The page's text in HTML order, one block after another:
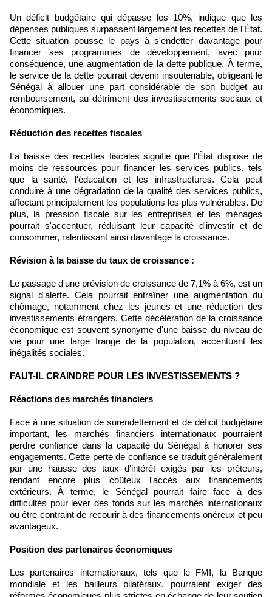
Un déficit budgétaire qui dépasse les 10%, indique que les
dépenses publiques surpassent largement les recettes de l'État.
Cette situation pousse le pays à s'endetter davantage pour
financer ses programmes de développement, avec pour
conséquence, une augmentation de la dette publique. À terme,
le service de la dette pourrait devenir insoutenable, obligeant le
Sénégal à allouer une part considérable de son budget au
remboursement, au détriment des investissements sociaux et
économiques.
Réduction des recettes fiscales
La baisse des recettes fiscales signifie que l'État dispose de
moins de ressources pour financer les services publics, tels
que la santé, l'éducation et les infrastructures. Cela peut
conduire à une dégradation de la qualité des services publics,
affectant principalement les populations les plus vulnérables. De
plus, la pression fiscale sur les entreprises et les ménages
pourrait s'accentuer, réduisant leur capacité d'investir et de
consommer, ralentissant ainsi davantage la croissance.
Révision à la baisse du taux de croissance :
Le passage d'une prévision de croissance de 7,1% à 6%, est un
signal d'alerte. Cela pourrait entraîner une augmentation du
chômage, notamment chez les jeunes et une réduction des
investissements étrangers. Cette décélération de la croissance
économique est souvent synonyme d'une baisse du niveau de
vie pour une large frange de la population, accentuant les
inégalités sociales.
FAUT-IL CRAINDRE POUR LES INVESTISSEMENTS ?
Réactions des marchés financiers
Face à une situation de surendettement et de déficit budgétaire
important, les marchés financiers internationaux pourraient
perdre confiance dans la capacité du Sénégal à honorer ses
engagements. Cette perte de confiance se traduit généralement
par une hausse des taux d'intérêt exigés par les prêteurs,
rendant encore plus coûteux l'accès aux financements
extérieurs. À terme, le Sénégal pourrait faire face à des
difficultés pour lever des fonds sur les marchés internationaux
ou être contraint de recourir à des financements onéreux et peu
avantageux.
Position des partenaires économiques
Les partenaires internationaux, tels que le FMI, la Banque
mondiale et les bailleurs bilatéraux, pourraient exiger des